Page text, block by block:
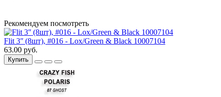
Рекомендуем посмотреть
Flit 3ʺ (8шт), #016 - Lox/Green & Black 10007104
63.00 руб.
Купить